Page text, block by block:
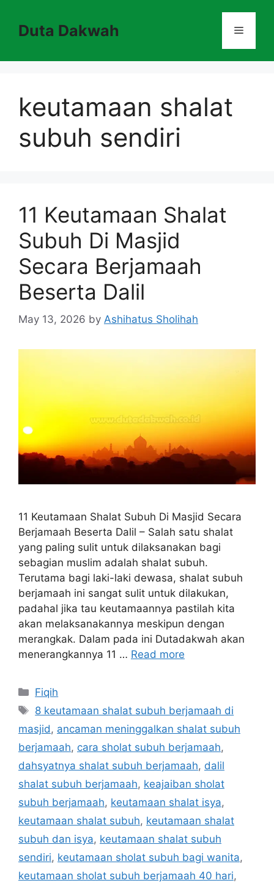
contentDuta Dakwah Menu
keutamaan shalat
subuh sendiri
11 Keutamaan Shalat
Subuh Di Masjid
Secara Berjamaah
Beserta Dalil
May 13, 2026 by Ashihatus Sholihah
11 Keutamaan Shalat Subuh Di Masjid Secara
Berjamaah Beserta Dalil – Salah satu shalat
yang paling sulit untuk dilaksanakan bagi
sebagian muslim adalah shalat subuh.
Terutama bagi laki-laki dewasa, shalat subuh
berjamaah ini sangat sulit untuk dilakukan,
padahal jika tau keutamaannya pastilah kita
akan melaksanakannya meskipun dengan
merangkak. Dalam pada ini Dutadakwah akan
menerangkannya 11 … Read more
Categories
Fiqih
Tags
8 keutamaan shalat subuh berjamaah di
masjid, ancaman meninggalkan shalat subuh
berjamaah, cara sholat subuh berjamaah,
dahsyatnya shalat subuh berjamaah, dalil
shalat subuh berjamaah, keajaiban sholat
subuh berjamaah, keutamaan shalat isya,
keutamaan shalat subuh, keutamaan shalat
subuh dan isya, keutamaan shalat subuh
sendiri, keutamaan sholat subuh bagi wanita,
keutamaan sholat subuh berjamaah 40 hari,